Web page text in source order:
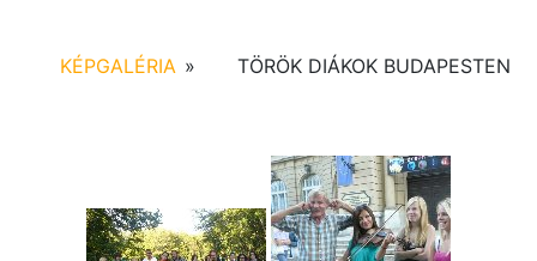
KÉPGALÉRIA » TÖRÖK DIÁKOK BUDAPESTEN